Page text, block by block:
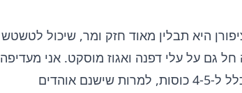
היא תבלין מאוד חזק ומר, שיכול לטשטש
גם על עלי דפנה ואגוז מוסקט. אני מעדיפה
לטחון תבלינים בכמות למספר כוסות, בדרך כלל ל-4-5 כוסות, למרות שישנם אוהדים